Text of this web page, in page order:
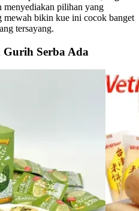
menyediakan pilihan yang
mewah bikin kue ini cocok banget
tersayang.
Serba Ada